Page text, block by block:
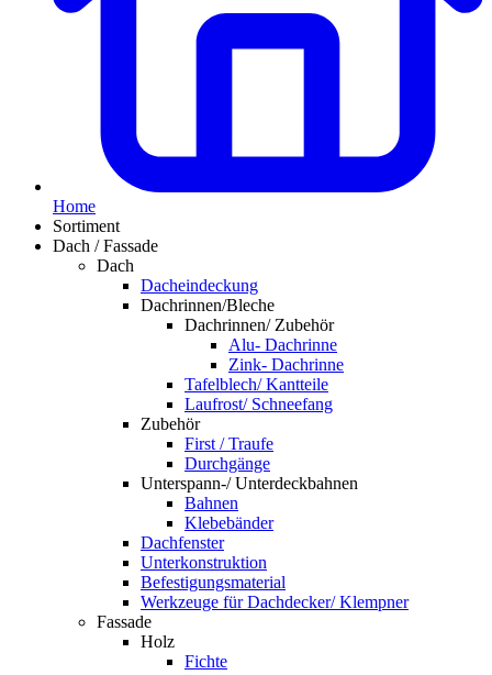
Home
Sortiment
Dach / Fassade
Dach
Dacheindeckung
Dachrinnen/Bleche
Dachrinnen/ Zubehör
Alu- Dachrinne
Zink- Dachrinne
Tafelblech/ Kantteile
Laufrost/ Schneefang
Zubehör
First / Traufe
Durchgänge
Unterspann-/ Unterdeckbahnen
Bahnen
Klebebänder
Dachfenster
Unterkonstruktion
Befestigungsmaterial
Werkzeuge für Dachdecker/ Klempner
Fassade
Holz
Fichte